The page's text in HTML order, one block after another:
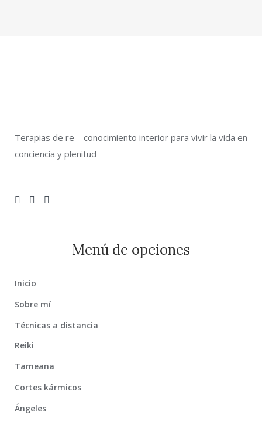
Terapias de re – conocimiento interior para vivir la vida en
conciencia y plenitud
Menú de opciones
Inicio
Sobre mí
Técnicas a distancia
Reiki
Tameana
Cortes kármicos
Ángeles